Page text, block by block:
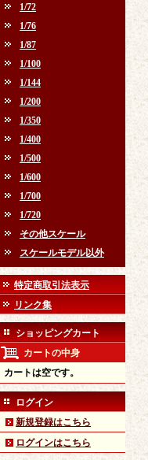
1/72
1/76
1/87
1/100
1/144
1/200
1/350
1/400
1/500
1/600
1/700
1/720
その他スケール
スケールモデル以外
特定商取引法表示
リンク集
ショッピングカート
カートの中身
カートは空です。
ログイン
新規登録はこちら
ログインはこちら